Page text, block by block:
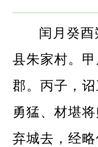
闰月癸
县朱家村。
郡。丙子，
勇猛、材堪
弃城去，经